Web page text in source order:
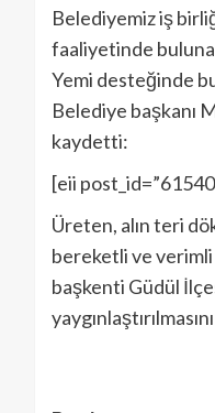
Belediyemiz iş
faaliyetinde
Yemi desteğinde
Belediye başkanı
kaydetti:
[eii
Üreten, alın teri
bereketli ve
başkenti Güdül